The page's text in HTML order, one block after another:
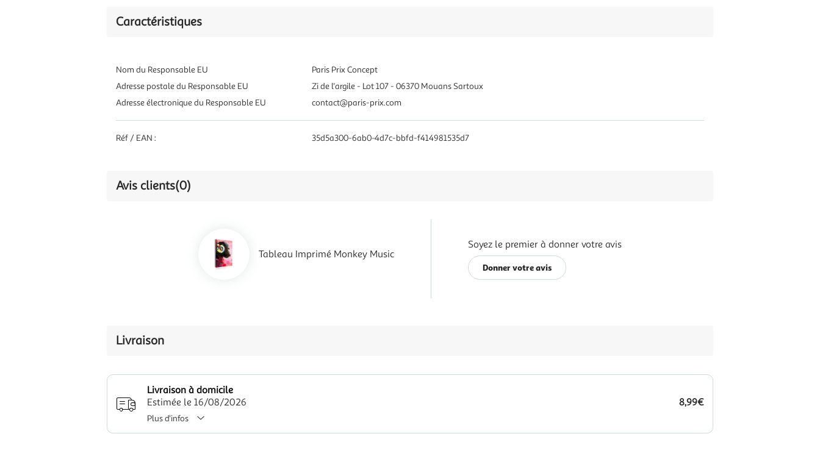
Caractéristiques
Nom du Responsable EU
Paris Prix Concept
Adresse postale du Responsable EU
Zi de l'argile - Lot 107 - 06370 Mouans Sartoux
Adresse électronique du Responsable EU
contact@paris-prix.com
Réf / EAN : 35d5a300-6ab0-4d7c-bbfd-f414981535d7
Avis clients(0)
Tableau Imprimé Monkey Music
Soyez le premier à donner votre avis
Donner votre avis
Livraison
Livraison à domicile
Estimée le 16/08/2026
8,99€
Plus d'infos